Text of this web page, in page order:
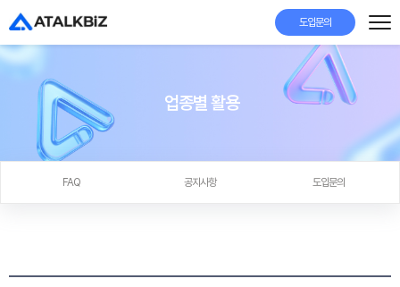
도입문의
업종별 활용
FAQ 공지사항 도입문의